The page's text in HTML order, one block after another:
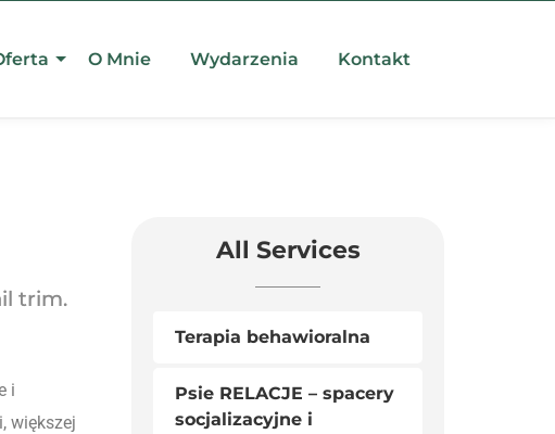
O Mnie Wydarzenia Kontakt
trim.
i
większej
All Services
Terapia behawioralna
Psie RELACJE – spacery
socjalizacyjne i